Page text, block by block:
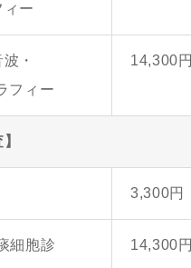
ィー
・
フィー
14,300円
3,300円
細胞診 14,300円